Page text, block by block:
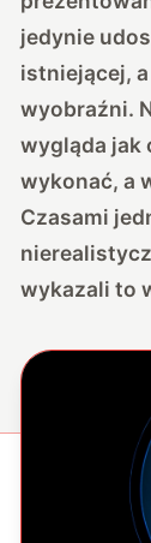
jedynie
istniejącej,
wyobraźni.
wygląda jak
wykonać, a
Czasami
wykazali to